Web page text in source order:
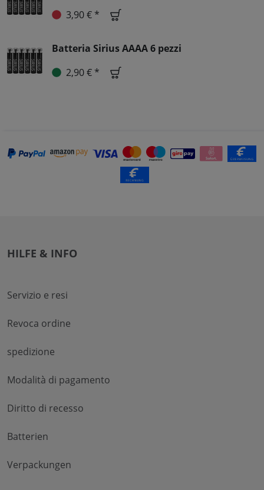
3,90 € *
Batteria Sirius AAAA 6 pezzi
2,90 € *
HILFE & INFO
Servizio e resi
Revoca ordine
spedizione
Modalità di pagamento
Diritto di recesso
Batterien
Verpackungen